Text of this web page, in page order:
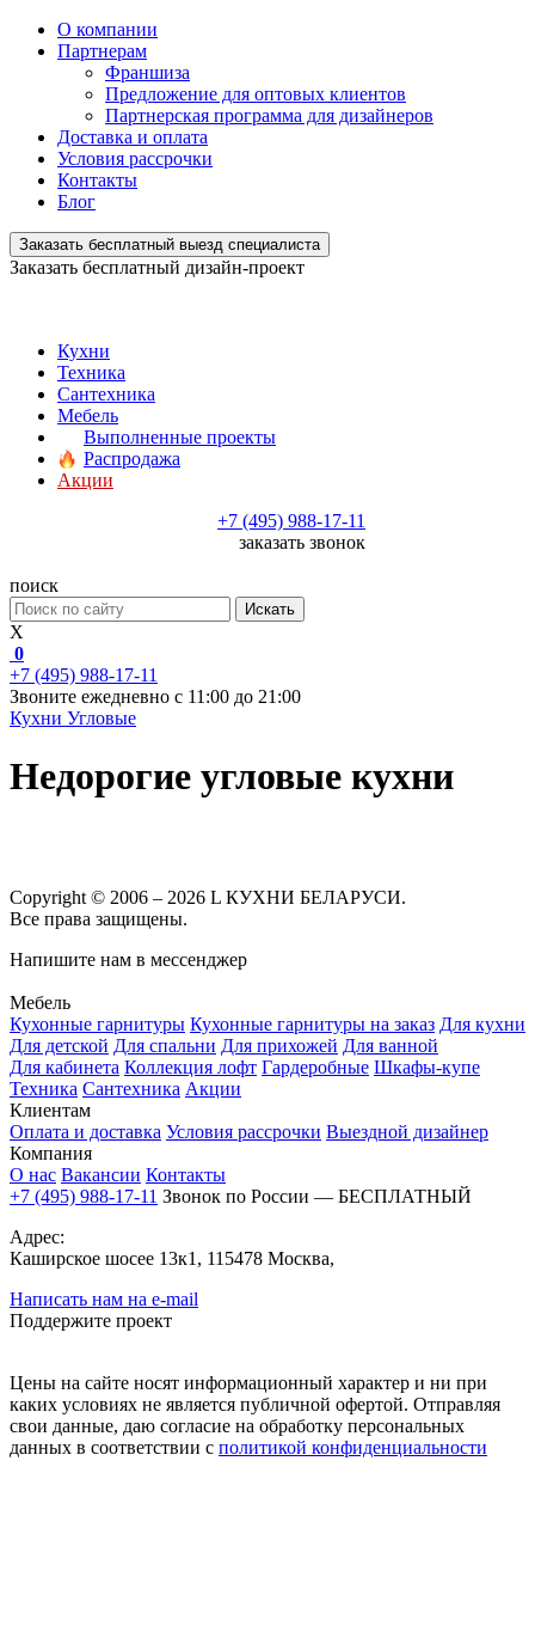
О компании
Партнерам
Франшиза
Предложение для оптовых клиентов
Партнерская программа для дизайнеров
Доставка и оплата
Условия рассрочки
Контакты
Блог
Заказать бесплатный выезд специалиста
Заказать бесплатный дизайн-проект
Кухни
Техника
Сантехника
Мебель
Выполненные проекты
Распродажа
Акции
+7 (495) 988-17-11
заказать звонок
поиск
Искать
X
0
+7 (495) 988-17-11
Звоните ежедневно с 11:00 до 21:00
Кухни Угловые
Недорогие угловые кухни
Copyright © 2006 – 2026 L КУХНИ БЕЛАРУСИ.
Все права защищены.
Напишите нам в мессенджер
Мебель
Кухонные гарнитуры Кухонные гарнитуры на заказ Для кухни
Для детской Для спальни Для прихожей Для ванной
Для кабинета Коллекция лофт Гардеробные Шкафы-купе
Техника Сантехника Акции
Клиентам
Оплата и доставка Условия рассрочки Выездной дизайнер
Компания
О нас Вакансии Контакты
+7 (495) 988-17-11 Звонок по России — БЕСПЛАТНЫЙ
Адрес:
Каширское шосее 13к1, 115478 Москва,
Написать нам на e-mail
Поддержите проект
Цены на сайте носят информационный характер и ни при
каких условиях не является публичной офертой. Отправляя
свои данные, даю согласие на обработку персональных
данных в соответствии с политикой конфиденциальности